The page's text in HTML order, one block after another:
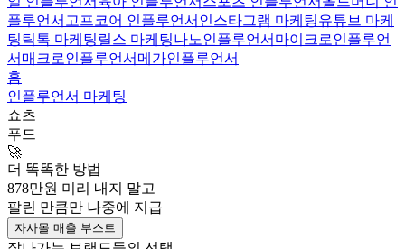
플루언서 고프코어 인플루언서 인스타그램 마케팅유튜브 마케
팅틱톡 마케팅 릴스 마케팅나노인플루언서 마이크로인플루언
서 매크로인플루언서 메가인플루언서
홈
인플루언서 마케팅
쇼츠
푸드
🚀
더 똑똑한 방법
878만원 미리 내지 말고
팔린 만큼만 나중에 지급
자사몰 매출 부스트